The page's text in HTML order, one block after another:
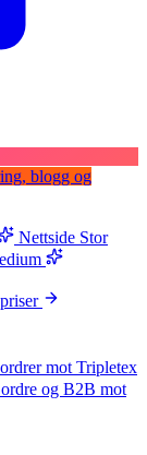
blogg og
Nettside Stor
mot Tripletex
og B2B mot